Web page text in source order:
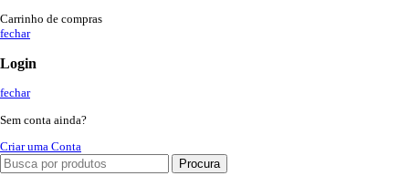
Carrinho de compras
fechar
Login
fechar
Sem conta ainda?
Criar uma Conta
Procura